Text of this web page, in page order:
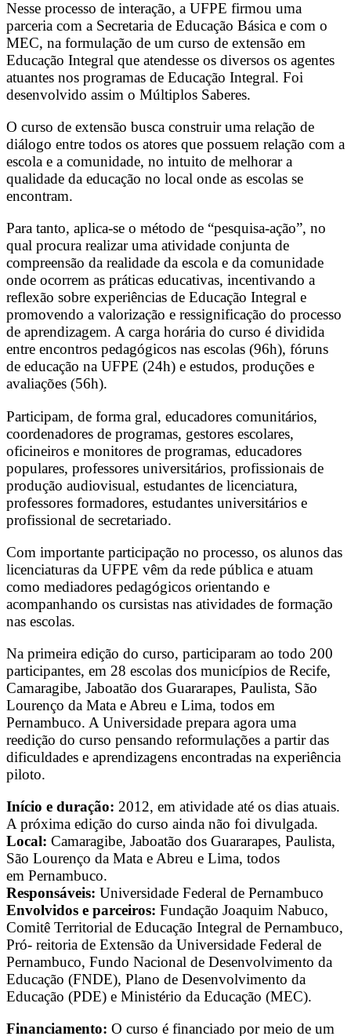
Nesse processo de interação, a UFPE firmou uma
parceria com a Secretaria de Educação Básica e com o
MEC, na formulação de um curso de extensão em
Educação Integral que atendesse os diversos os agentes
atuantes nos programas de Educação Integral. Foi
desenvolvido assim o Múltiplos Saberes.
O curso de extensão busca construir uma relação de
diálogo entre todos os atores que possuem relação com a
escola e a comunidade, no intuito de melhorar a
qualidade da educação no local onde as escolas se
encontram.
Para tanto, aplica-se o método de “pesquisa-ação”, no
qual procura realizar uma atividade conjunta de
compreensão da realidade da escola e da comunidade
onde ocorrem as práticas educativas, incentivando a
reflexão sobre experiências de Educação Integral e
promovendo a valorização e ressignificação do processo
de aprendizagem. A carga horária do curso é dividida
entre encontros pedagógicos nas escolas (96h), fóruns
de educação na UFPE (24h) e estudos, produções e
avaliações (56h).
Participam, de forma gral, educadores comunitários,
coordenadores de programas, gestores escolares,
oficineiros e monitores de programas, educadores
populares, professores universitários, profissionais de
produção audiovisual, estudantes de licenciatura,
professores formadores, estudantes universitários e
profissional de secretariado.
Com importante participação no processo, os alunos das
licenciaturas da UFPE vêm da rede pública e atuam
como mediadores pedagógicos orientando e
acompanhando os cursistas nas atividades de formação
nas escolas.
Na primeira edição do curso, participaram ao todo 200
participantes, em 28 escolas dos municípios de Recife,
Camaragibe, Jaboatão dos Guararapes, Paulista, São
Lourenço da Mata e Abreu e Lima, todos em
Pernambuco. A Universidade prepara agora uma
reedição do curso pensando reformulações a partir das
dificuldades e aprendizagens encontradas na experiência
piloto.
Início e duração: 2012, em atividade até os dias atuais.
A próxima edição do curso ainda não foi divulgada.
Local: Camaragibe, Jaboatão dos Guararapes, Paulista,
São Lourenço da Mata e Abreu e Lima, todos
em Pernambuco.
Responsáveis: Universidade Federal de Pernambuco
Envolvidos e parceiros: Fundação Joaquim Nabuco,
Comitê Territorial de Educação Integral de Pernambuco,
Pró- reitoria de Extensão da Universidade Federal de
Pernambuco, Fundo Nacional de Desenvolvimento da
Educação (FNDE), Plano de Desenvolvimento da
Educação (PDE) e Ministério da Educação (MEC).
Financiamento: O curso é financiado por meio de um